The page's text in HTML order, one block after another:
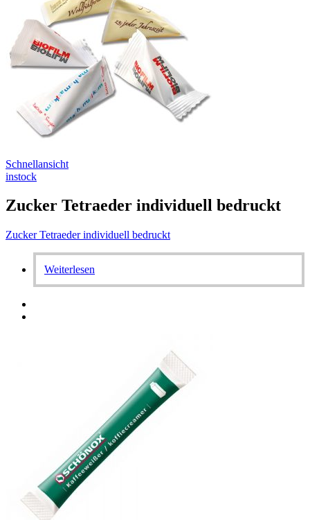
Schnellansicht
instock
Zucker Tetraeder individuell bedruckt
Zucker Tetraeder individuell bedruckt
Weiterlesen